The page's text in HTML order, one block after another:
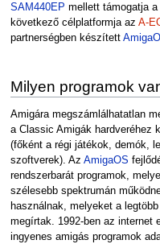
SAM440EP mellett támogatja a
következő célplatformja az A-
partnerségben készített
Milyen programok
Amigára megszámlálhatatlan
a Classic Amigák hardveréhez
(főként a régi játékok, demók,
szoftverek). Az AmigaOS
rendszerbarát programok,
szélesebb spektrumán
használnak, melyeket a
megírtak. 1992-ben az internet
ingyenes amigás programok